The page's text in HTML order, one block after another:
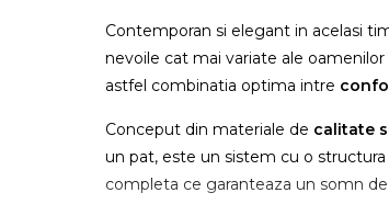
Contemporan si elegant in acelasi
nevoile cat mai variate ale
astfel combinatia optima intre
Conceput din materiale de calitate
un pat, este un sistem cu o
completa ce garanteaza un somn